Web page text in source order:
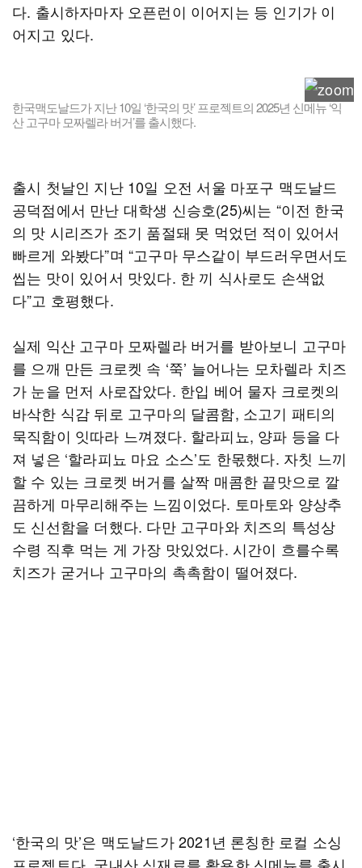
다. 출시하자마자 오픈런이 이어지는 등 인기가 이
어지고 있다.
한국맥도날드가 지난 10일 ‘한국의 맛’ 프로젝트의 2025년 신메뉴 ‘익
산 고구마 모짜렐라 버거’를 출시했다.
출시 첫날인 지난 10일 오전 서울 마포구 맥도날드
공덕점에서 만난 대학생 신승호(25)씨는 “이전 한국
의 맛 시리즈가 조기 품절돼 못 먹었던 적이 있어서
빠르게 와봤다”며 “고구마 무스같이 부드러우면서도
씹는 맛이 있어서 맛있다. 한 끼 식사로도 손색없
다”고 호평했다.
실제 익산 고구마 모짜렐라 버거를 받아보니 고구마
를 으깨 만든 크로켓 속 ‘쭉’ 늘어나는 모차렐라 치즈
가 눈을 먼저 사로잡았다. 한입 베어 물자 크로켓의
바삭한 식감 뒤로 고구마의 달콤함, 소고기 패티의
묵직함이 잇따라 느껴졌다. 할라피뇨, 양파 등을 다
져 넣은 ‘할라피뇨 마요 소스’도 한몫했다. 자칫 느끼
할 수 있는 크로켓 버거를 살짝 매콤한 끝맛으로 깔
끔하게 마무리해주는 느낌이었다. 토마토와 양상추
도 신선함을 더했다. 다만 고구마와 치즈의 특성상
수령 직후 먹는 게 가장 맛있었다. 시간이 흐를수록
치즈가 굳거나 고구마의 촉촉함이 떨어졌다.
‘한국의 맛’은 맥도날드가 2021년 론칭한 로컬 소싱